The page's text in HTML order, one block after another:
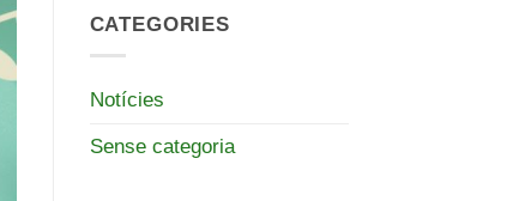
CATEGORIES
Notícies
Sense categoria